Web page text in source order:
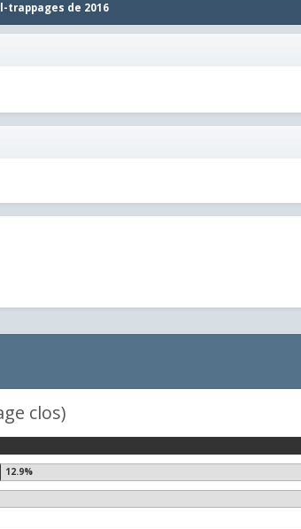
trappages de 2016
clos)